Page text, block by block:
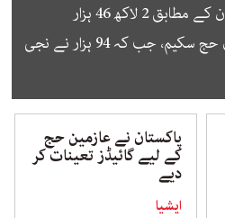
وزارت مذہبی امور کے ترجمان کے مطابق 2 لاکھ 46 ہزار
درخواست گزاروں نے سرکاری حج سکیم، جب کہ 94 ہزار نے نجی
پاکستان نے عازمین حج
کے لیے گائیڈز تعینات کر
دیے
ایشیا